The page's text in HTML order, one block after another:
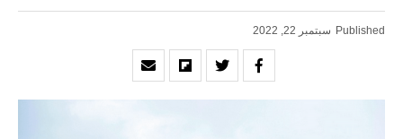
Published سبتمبر 22, 2022